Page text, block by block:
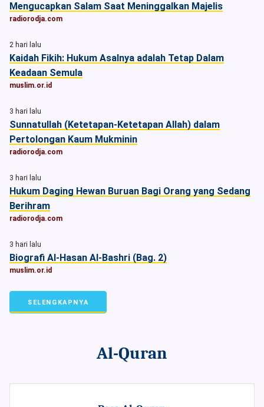
Mengucapkan Salam Saat Meninggalkan Majelis
radiorodja.com
2 hari lalu
Kaidah Fikih: Hukum Asalnya adalah Tetap Dalam
Keadaan Semula
muslim.or.id
3 hari lalu
Sunnatullah (Ketetapan-Ketetapan Allah) dalam
Pertolongan Kaum Mukminin
radiorodja.com
3 hari lalu
Hukum Daging Hewan Buruan Bagi Orang yang Sedang
Berihram
radiorodja.com
3 hari lalu
Biografi Al-Hasan Al-Bashri (Bag. 2)
muslim.or.id
SELENGKAPNYA
Al-Quran